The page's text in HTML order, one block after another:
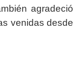
agradeció
venidas desde